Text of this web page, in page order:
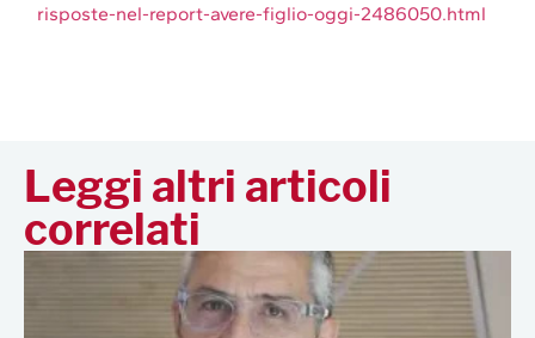
risposte-nel-report-avere-figlio-oggi-2486050.html
Leggi altri articoli
correlati